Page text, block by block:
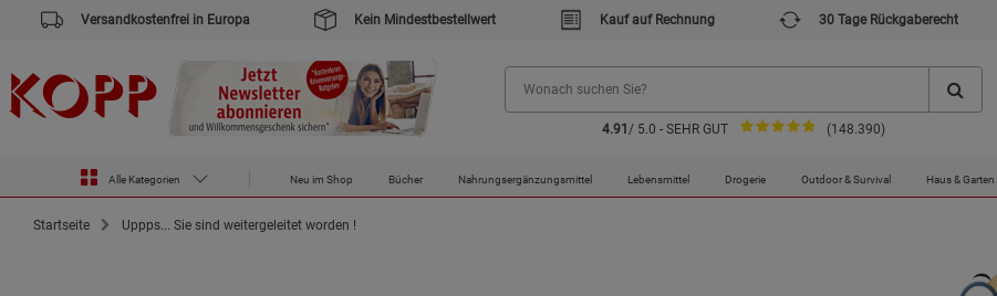
Versandkostenfrei in Europa Kein Mindestbestellwert Kauf auf Rechnung 30 Tage Rückgaberecht
4.91 / 5.0 - SEHR GUT (148.390)
Alle Kategorien Neu im Shop Bücher Nahrungsergänzungsmittel Lebensmittel Drogerie Outdoor & Survival Haus & Garten
Startseite Uppps... Sie sind weitergeleitet worden !